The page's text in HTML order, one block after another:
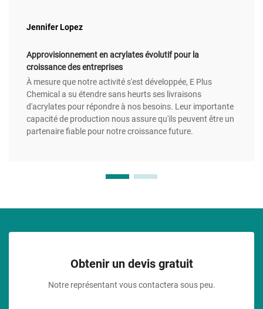
Jennifer Lopez
Approvisionnement en acrylates évolutif pour la
croissance des entreprises
À mesure que notre activité s'est développée, E Plus
Chemical a su étendre sans heurts ses livraisons
d'acrylates pour répondre à nos besoins. Leur importante
capacité de production nous assure qu'ils peuvent être un
partenaire fiable pour notre croissance future.
Obtenir un devis gratuit
Notre représentant vous contactera sous peu.